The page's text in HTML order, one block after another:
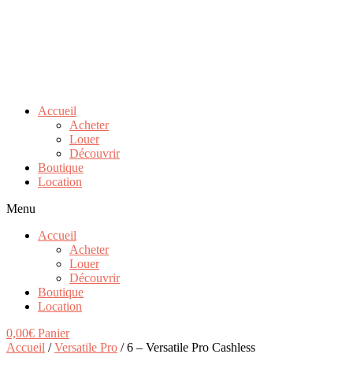
Accueil
Acheter
Louer
Découvrir
Boutique
Location
Menu
Accueil
Acheter
Louer
Découvrir
Boutique
Location
0,00€ Panier
Accueil /Versatile Pro / 6 – Versatile Pro Cashless